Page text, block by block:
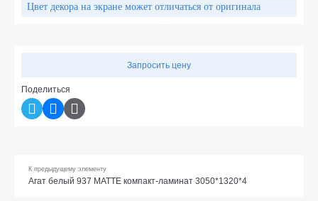
Цвет декора на экране может отличаться от оригинала
Запросить цену
Поделиться
К предыдущему элементу
Агат белый 937 МАТТЕ компакт-ламинат 3050*1320*4